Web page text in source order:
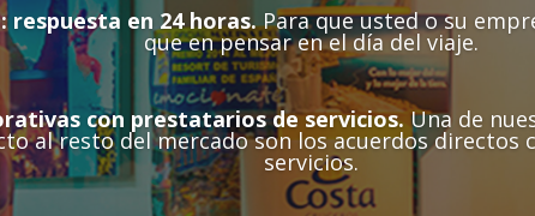
respuesta en 24 horas.Para que usted o su
que en pensar en el día del viaje.
con prestatarios de servicios.Una de
al resto del mercado son los acuerdos directos
servicios.